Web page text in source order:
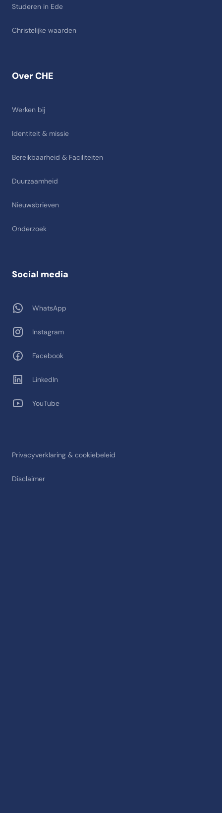
Over CHE
Werken bij
Identiteit & missie
Bereikbaarheid & Faciliteiten
Duurzaamheid
Nieuwsbrieven
Onderzoek
Studeren in Ede
Christelijke waarden
Privacyverklaring & cookiebeleid
Disclaimer
Social media
WhatsApp
Instagram
Facebook
LinkedIn
YouTube